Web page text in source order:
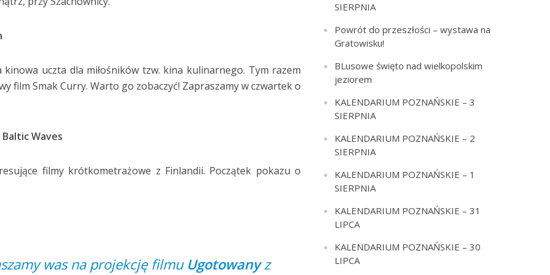
kinowa uczta dla miłośników tzw. kina kulinarnego. Tym razem
film Smak Curry. Warto go zobaczyć! Zapraszamy w czwartek o
Waves
filmy krótkometrażowe z Finlandii. Początek pokazu o
was na projekcję filmu Ugotowanyz
SIERPNIA
Powrót do przeszłości – wystawa na
Gratowisku!
BLusowe święto nad wielkopolskim
jeziorem
KALENDARIUM POZNAŃSKIE – 3
SIERPNIA
KALENDARIUM POZNAŃSKIE – 2
SIERPNIA
KALENDARIUM POZNAŃSKIE – 1
SIERPNIA
KALENDARIUM POZNAŃSKIE – 31
LIPCA
KALENDARIUM POZNAŃSKIE – 30
LIPCA